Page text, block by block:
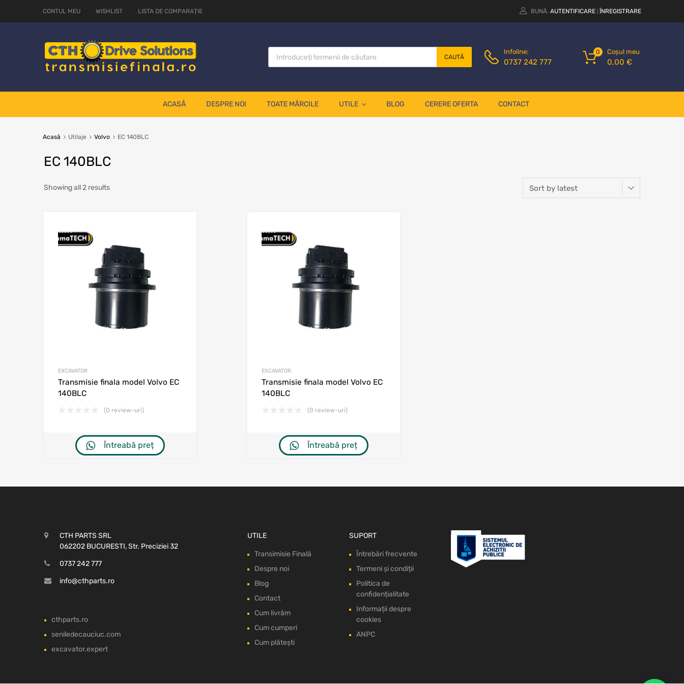
CONTUL MEU WISHLIST LISTA DE COMPARAȚIE BUNĂ. AUTENTIFICARE ÎNREGISTRARE
CAUTĂ
Infoline:
0737 242 777
Coșul meu
0,00 €
0
ACASĂ DESPRE NOI TOATE MĂRCILE UTILE BLOG CERERE OFERTA CONTACT
Acasă Utilaje Volvo EC 140BLC
EC 140BLC
Showing all 2 results
EXCAVATOR
Transmisie finala model Volvo EC
140BLC
(0 review-uri)
Întreabă preț
EXCAVATOR
Transmisie finala model Volvo EC
140BLC
(0 review-uri)
Întreabă preț
CTH PARTS SRL
062202 BUCURESTI, Str. Preciziei 32
0737 242 777
info@cthparts.ro
cthparts.ro
seniledecauciuc.com
excavator.expert
UTILE
Transimisie Finală
Despre noi
Blog
Contact
Cum livrăm
Cum cumperi
Cum plătești
SUPORT
Întrebări frecvente
Termeni și condiții
Politica de
confidențialitate
Informații despre
cookies
ANPC